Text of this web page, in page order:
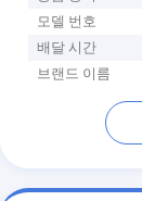
모델 번호
배달 시간
브랜드 이름